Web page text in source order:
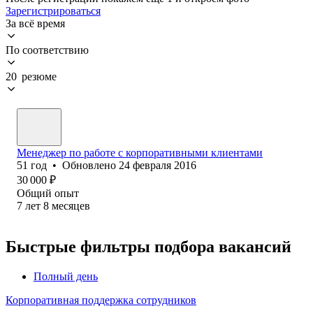
Зарегистрироваться
За всё время
По соответствию
20 резюме
Менеджер по работе с корпоративными клиентами
51 год • Обновлено 24 февраля 2016
30 000 ₽
Общий опыт
7 лет 8 месяцев
Быстрые фильтры подбора вакансий
Полный день
Корпоративная поддержка сотрудников